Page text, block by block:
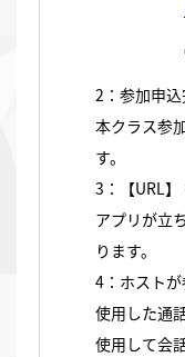
2：参加申込
本クラス参
す。
3：【URL
アプリが立
ります。
4：ホスト
使用した通
使用して会